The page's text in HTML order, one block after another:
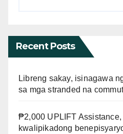
Recent Posts
Libreng sakay, isinagawa
sa mga stranded na
₱2,000 UPLIFT
kwalipikadong